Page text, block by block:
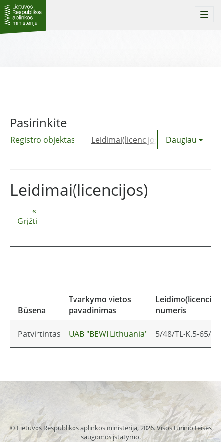
Pasirinkite
Registro objektas Leidimai(licencijos) Daugiau
«
Grįžti
Leidimai(licencijos)
Būsena
Tvarkymo vietos
pavadinimas
numeris
Patvirtintas UAB "BEWI Lithuania" 5/48/TL-K.5-65/
© Lietuvos Respublikos aplinkos ministerija, 2026. Visos turinio teisės
saugomos įstatymo.